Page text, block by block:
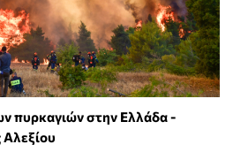
πυρκαγιών στην Ελλάδα -